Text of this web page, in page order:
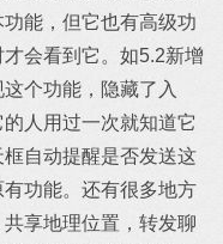
能，但它也有高级功
会看到它。如5.2新增
个功能，隐藏了入
人用过一次就知道它
自动提醒是否发送这
功能。还有很多地方
享地理位置，转发聊